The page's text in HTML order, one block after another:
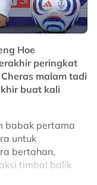
itulah yang kami
mesej positif yang
kami akan
baik."
Malaya
Hoe
peringkat
malam tadi
buat kali
babak pertama
untuk
bertahan,
timbal balik